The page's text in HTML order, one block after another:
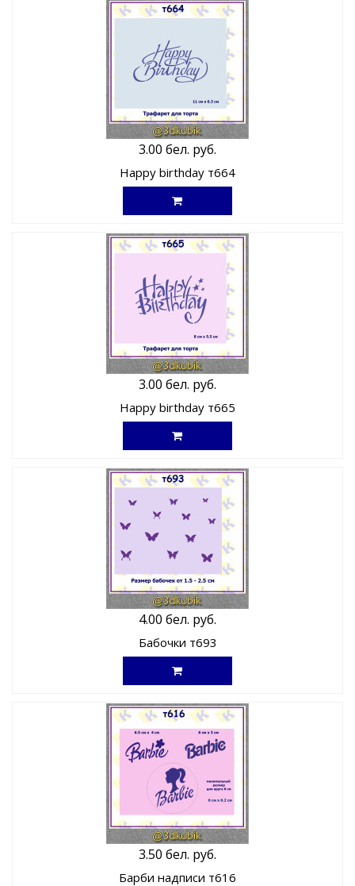
3.00 бел. руб.
Happy birthday т664
3.00 бел. руб.
Happy birthday т665
4.00 бел. руб.
Бабочки т693
3.50 бел. руб.
Барби надписи т616